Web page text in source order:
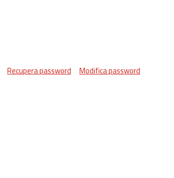
Recupera password Modifica password